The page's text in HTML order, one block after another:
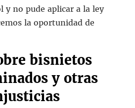
y no pude aplicar a la ley
la oportunidad de
bisnietos
y otras